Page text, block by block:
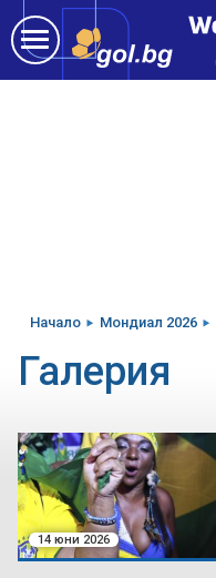
Начало Мондиал 2026
Галерия
14 юни 2026